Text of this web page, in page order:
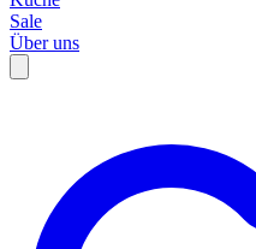
Sale
Über uns